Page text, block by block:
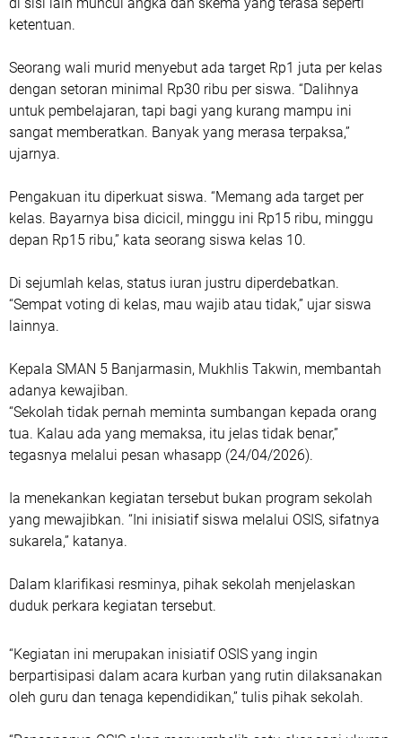
ketentuan.
Seorang wali murid menyebut ada target Rp1 juta per kelas
dengan setoran minimal Rp30 ribu per siswa. “Dalihnya
untuk pembelajaran, tapi bagi yang kurang mampu ini
sangat memberatkan. Banyak yang merasa terpaksa,”
ujarnya.
Pengakuan itu diperkuat siswa. “Memang ada target per
kelas. Bayarnya bisa dicicil, minggu ini Rp15 ribu, minggu
depan Rp15 ribu,” kata seorang siswa kelas 10.
Di sejumlah kelas, status iuran justru diperdebatkan.
“Sempat voting di kelas, mau wajib atau tidak,” ujar siswa
lainnya.
Kepala SMAN 5 Banjarmasin, Mukhlis Takwin, membantah
adanya kewajiban.
“Sekolah tidak pernah meminta sumbangan kepada orang
tua. Kalau ada yang memaksa, itu jelas tidak benar,”
tegasnya melalui pesan whasapp (24/04/2026).
Ia menekankan kegiatan tersebut bukan program sekolah
yang mewajibkan. “Ini inisiatif siswa melalui OSIS, sifatnya
sukarela,” katanya.
Dalam klarifikasi resminya, pihak sekolah menjelaskan
duduk perkara kegiatan tersebut.
“Kegiatan ini merupakan inisiatif OSIS yang ingin
berpartisipasi dalam acara kurban yang rutin dilaksanakan
oleh guru dan tenaga kependidikan,” tulis pihak sekolah.